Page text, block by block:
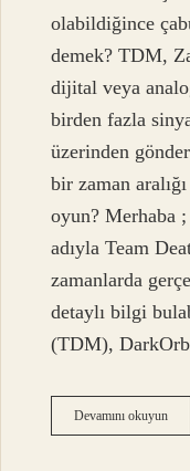
olabildiğince
demek? TDM,
dijital veya
birden fazla
üzerinden
bir zaman
oyun? Merhaba
adıyla Team
zamanlarda
detaylı bilgi
(TDM),
Devamını okuyunTdm